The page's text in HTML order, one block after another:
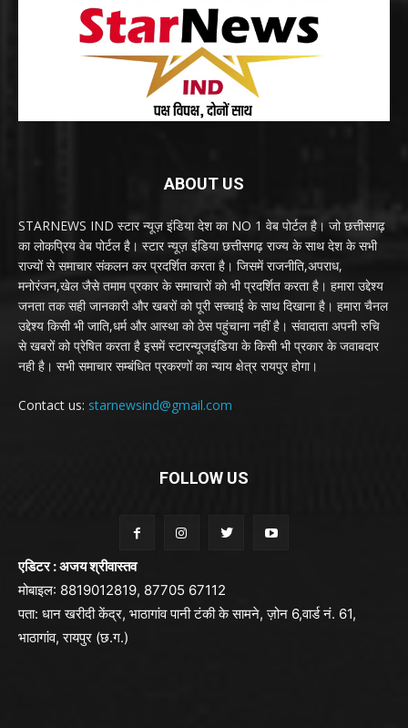
ABOUT US
STARNEWS IND स्टार न्यूज़ इंडिया देश का NO 1 वेब पोर्टल है। जो छत्तीसगढ़
का लोकप्रिय वेब पोर्टल है। स्टार न्यूज़ इंडिया छत्तीसगढ़ राज्य के साथ देश के सभी
राज्यों से समाचार संकलन कर प्रदर्शित करता है। जिसमें राजनीति,अपराध,
मनोरंजन,खेल जैसे तमाम प्रकार के समाचारों को भी प्रदर्शित करता है। हमारा उद्देश्य
जनता तक सही जानकारी और खबरों को पूरी सच्चाई के साथ दिखाना है। हमारा चैनल
उद्देश्य किसी भी जाति,धर्म और आस्था को ठेस पहुंचाना नहीं है। संवादाता अपनी रुचि
से खबरों को प्रेषित करता है इसमें स्टारन्यूजइंडिया के किसी भी प्रकार के जवाबदार
नही है। सभी समाचार सम्बंधित प्रकरणों का न्याय क्षेत्र रायपुर होगा।
Contact us: starnewsind@gmail.com
FOLLOW US
एडिटर : अजय श्रीवास्तव
मोबाइल: 8819012819, 87705 67112
पता: धान खरीदी केंद्र, भाठागांव पानी टंकी के सामने, ज़ोन 6,वार्ड नं. 61,
भाठागांव, रायपुर (छ.ग.)